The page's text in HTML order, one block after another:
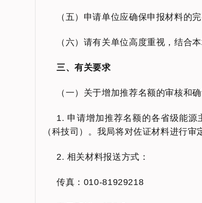
（五）申请单位应确保申报材料的
（六）请有关单位高度重视，结合
三、有关要求
（一）关于增加推荐名额的审核和确
1. 申请增加推荐名额的各省级能
（科技司）。我局将对佐证材料进行
2. 相关材料报送方式：
传真：010-81929218